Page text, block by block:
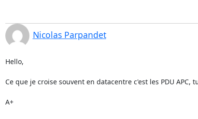
Nicolas Parpandet
Hello,
Ce que je croise souvent en datacentre c'est les PDU APC,
A+